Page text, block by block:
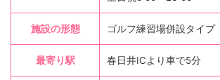
施設の形態 ゴルフ練習場併設タイプ
最寄り駅 春日井ICより車で5分